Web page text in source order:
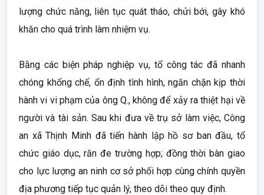
lượng chức năng, liên tục quát tháo, chửi bới, gây khó
khăn cho quá trình làm nhiệm vụ.
Bằng các biện pháp nghiệp vụ, tổ công tác đã nhanh
chóng khống chế, ổn định tình hình, ngăn chặn kịp thời
hành vi vi phạm của ông Q., không để xảy ra thiệt hại về
người và tài sản. Sau khi đưa về trụ sở làm việc, Công
an xã Thịnh Minh đã tiến hành lập hồ sơ ban đầu, tổ
chức giáo dục, răn đe trường hợp; đồng thời bàn giao
cho lực lượng an ninh cơ sở phối hợp cùng chính quyền
địa phương tiếp tục quản lý, theo dõi theo quy định.